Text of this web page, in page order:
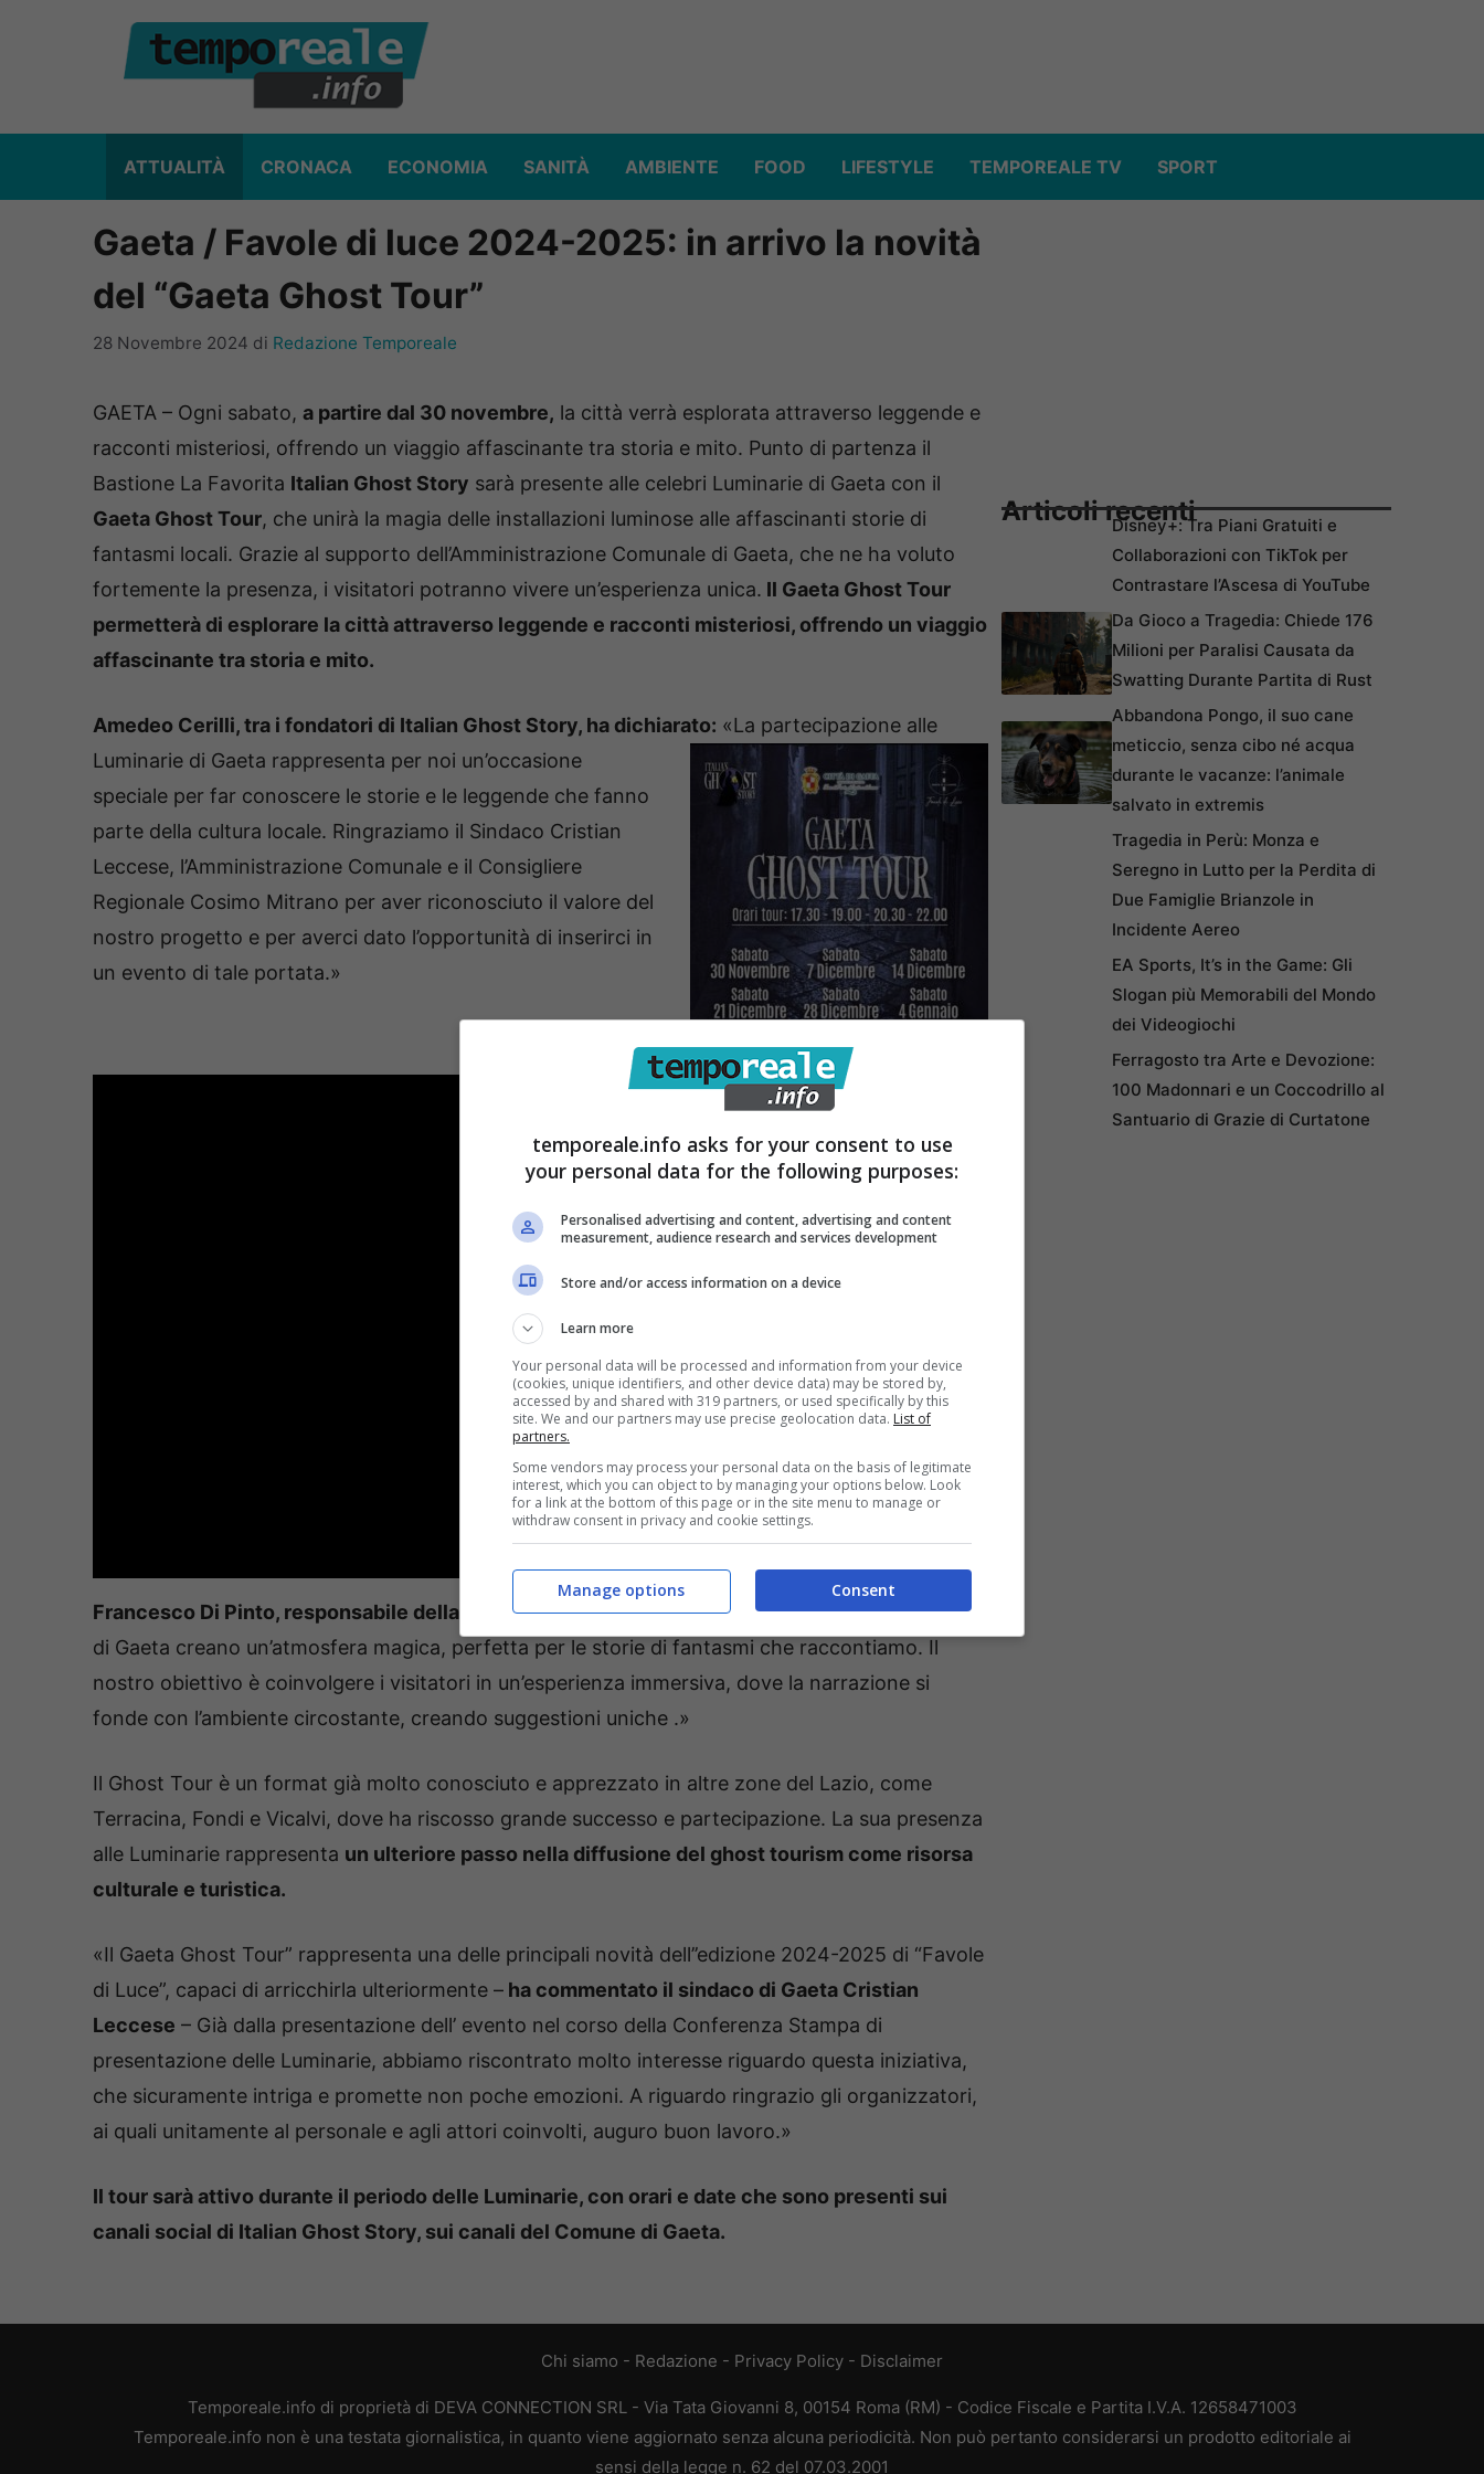
ATTUALITÀ CRONACA ECONOMIA SANITÀ AMBIENTE FOOD LIFESTYLE TEMPOREALE TV SPORT
Gaeta / Favole di luce 2024-2025: in arrivo la novità
del “Gaeta Ghost Tour”
28 Novembre 2024 di Redazione Temporeale
GAETA – Ogni sabato, a partire dal 30 novembre, la città verrà esplorata attraverso leggende e
racconti misteriosi, offrendo un viaggio affascinante tra storia e mito. Punto di partenza il
Bastione La Favorita Italian Ghost Story sarà presente alle celebri Luminarie di Gaeta con il
Gaeta Ghost Tour, che unirà la magia delle installazioni luminose alle affascinanti storie di
fantasmi locali. Grazie al supporto dell’Amministrazione Comunale di Gaeta, che ne ha voluto
fortemente la presenza, i visitatori potranno vivere un’esperienza unica. Il Gaeta Ghost Tour
permetterà di esplorare la città attraverso leggende e racconti misteriosi, offrendo un viaggio
affascinante tra storia e mito.
Amedeo Cerilli, tra i fondatori di Italian Ghost Story, ha dichiarato: «La partecipazione alle
Luminarie di Gaeta rappresenta per noi un’occasione
speciale per far conoscere le storie e le leggende che fanno
parte della cultura locale. Ringraziamo il Sindaco Cristian
Leccese, l’Amministrazione Comunale e il Consigliere
Regionale Cosimo Mitrano per aver riconosciuto il valore del
nostro progetto e per averci dato l’opportunità di inserirci in
un evento di tale portata.»
Francesco Di Pinto, responsabile della parte artistica del progetto, ha aggiunto: «Le Luminarie
di Gaeta creano un’atmosfera magica, perfetta per le storie di fantasmi che raccontiamo. Il
nostro obiettivo è coinvolgere i visitatori in un’esperienza immersiva, dove la narrazione si
fonde con l’ambiente circostante, creando suggestioni uniche .»
Il Ghost Tour è un format già molto conosciuto e apprezzato in altre zone del Lazio, come
Terracina, Fondi e Vicalvi, dove ha riscosso grande successo e partecipazione. La sua presenza
alle Luminarie rappresenta un ulteriore passo nella diffusione del ghost tourism come risorsa
culturale e turistica.
«Il Gaeta Ghost Tour” rappresenta una delle principali novità dell’’edizione 2024-2025 di “Favole
di Luce”, capaci di arricchirla ulteriormente – ha commentato il sindaco di Gaeta Cristian
Leccese – Già dalla presentazione dell’ evento nel corso della Conferenza Stampa di
presentazione delle Luminarie, abbiamo riscontrato molto interesse riguardo questa iniziativa,
che sicuramente intriga e promette non poche emozioni. A riguardo ringrazio gli organizzatori,
ai quali unitamente al personale e agli attori coinvolti, auguro buon lavoro.»
Il tour sarà attivo durante il periodo delle Luminarie, con orari e date che sono presenti sui
canali social di Italian Ghost Story, sui canali del Comune di Gaeta.
Articoli recentiDisney+: Tra Piani Gratuiti e
Collaborazioni con TikTok per
Contrastare l’Ascesa di YouTube
Da Gioco a Tragedia: Chiede 176
Milioni per Paralisi Causata da
Swatting Durante Partita di Rust
Abbandona Pongo, il suo cane
meticcio, senza cibo né acqua
durante le vacanze: l’animale
salvato in extremis
Tragedia in Perù: Monza e
Seregno in Lutto per la Perdita di
Due Famiglie Brianzole in
Incidente Aereo
EA Sports, It’s in the Game: Gli
Slogan più Memorabili del Mondo
dei Videogiochi
Ferragosto tra Arte e Devozione:
100 Madonnari e un Coccodrillo al
Santuario di Grazie di Curtatone
Chi siamo - Redazione - Privacy Policy - Disclaimer
Temporeale.info di proprietà di DEVA CONNECTION SRL - Via Tata Giovanni 8, 00154 Roma (RM) - Codice Fiscale e Partita I.V.A. 12658471003
Temporeale.info non è una testata giornalistica, in quanto viene aggiornato senza alcuna periodicità. Non può pertanto considerarsi un prodotto editoriale ai
sensi della legge n. 62 del 07.03.2001
temporeale.info asks for your consent to use
your personal data for the following purposes:
Personalised advertising and content, advertising and content
measurement, audience research and services development
Store and/or access information on a device
Learn more
Your personal data will be processed and information from your device
(cookies, unique identifiers, and other device data) may be stored by,
accessed by and shared with 319 partners, or used specifically by this
site. We and our partners may use precise geolocation data. List of
partners.
Some vendors may process your personal data on the basis of legitimate
interest, which you can object to by managing your options below. Look
for a link at the bottom of this page or in the site menu to manage or
withdraw consent in privacy and cookie settings.
Consent
Manage options